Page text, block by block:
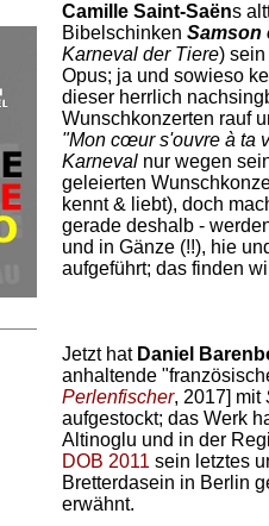
Camille Saint-Saëns
Bibelschinken Samson
Karneval der Tiere) sein
Opus; ja und sowieso
dieser herrlich
Wunschkonzerten rauf
"Mon cœur s'ouvre à ta
Karnevalnur wegen
geleierten
kennt & liebt), doch
gerade deshalb -
und in Gänze (!!), hie
aufgeführt; das finden
Jetzt hat Daniel
anhaltende
Perlenfischer, 2017] mit
aufgestockt; das Werk
Altinoglu und in der
DOB 2011 sein letztes
Bretterdasein in Berlin
erwähnt.